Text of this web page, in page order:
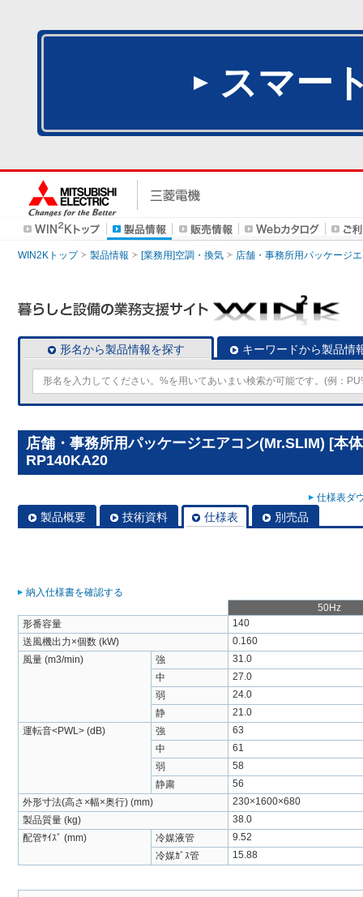
スマー
WIN2Kトップ 製品情報 [業務用]空調・換気 店舗・事務所用パッケージ
形名から製品情報を探す キーワードから製品情
店舗・事務所用パッケージエアコン(Mr.SLIM) [本
RP140KA20
仕様表ダ
製品概要 技術資料 仕様表 別売品
納入仕様書を確認する
50Hz
形番容量
140
送風機出力×個数 (kW)
0.160
風量 (m3/min)
強
31.0
中
27.0
弱
24.0
静
21.0
運転音<PWL> (dB)
強
63
中
61
弱
58
静粛
56
外形寸法(高さ×幅×奥行) (mm)
230×1600×680
製品質量 (kg)
38.0
配管ｻｲｽﾞ (mm)
冷媒液管
9.52
冷媒ｶﾞｽ管
15.88